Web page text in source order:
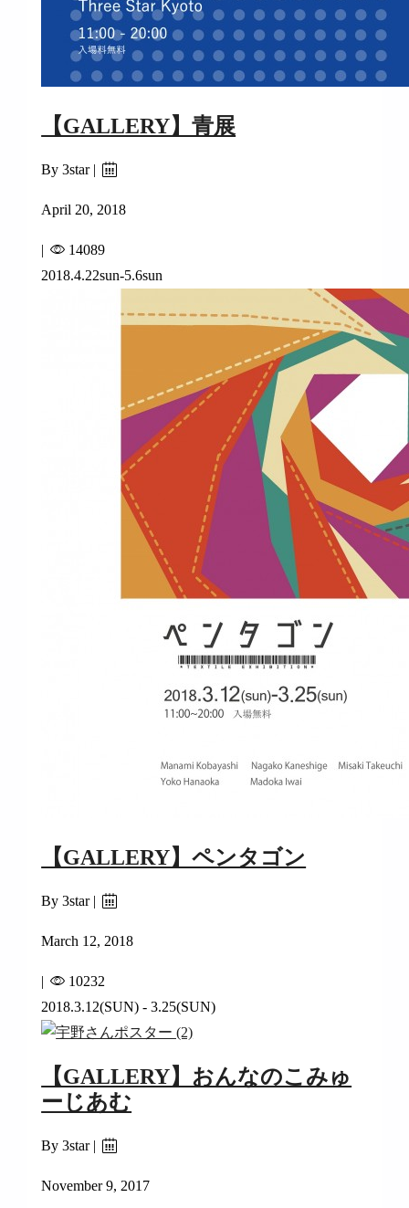
【GALLERY】青展
By 3star |
April 20, 2018
|
14089
2018.4.22sun-5.6sun
【GALLERY】ペンタゴン
By 3star |
March 12, 2018
|
10232
2018.3.12(SUN) - 3.25(SUN)
【GALLERY】おんなのこみゅ
ーじあむ
By 3star |
November 9, 2017